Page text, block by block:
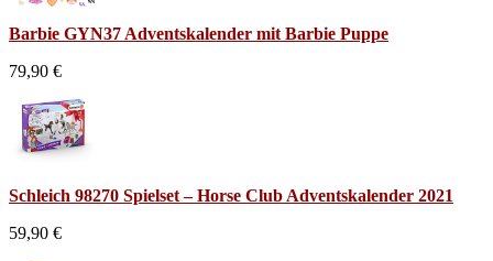
Barbie GYN37 Adventskalender mit Barbie Puppe
79,90 €
Schleich 98270 Spielset – Horse Club Adventskalender 2021
59,90 €